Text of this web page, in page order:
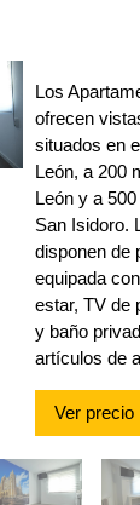
Los
ofrecen
situados en
León, a 200
León y a
San Isidoro.
disponen de
equipada
estar, TV de
y baño
artículos de
Ver precio